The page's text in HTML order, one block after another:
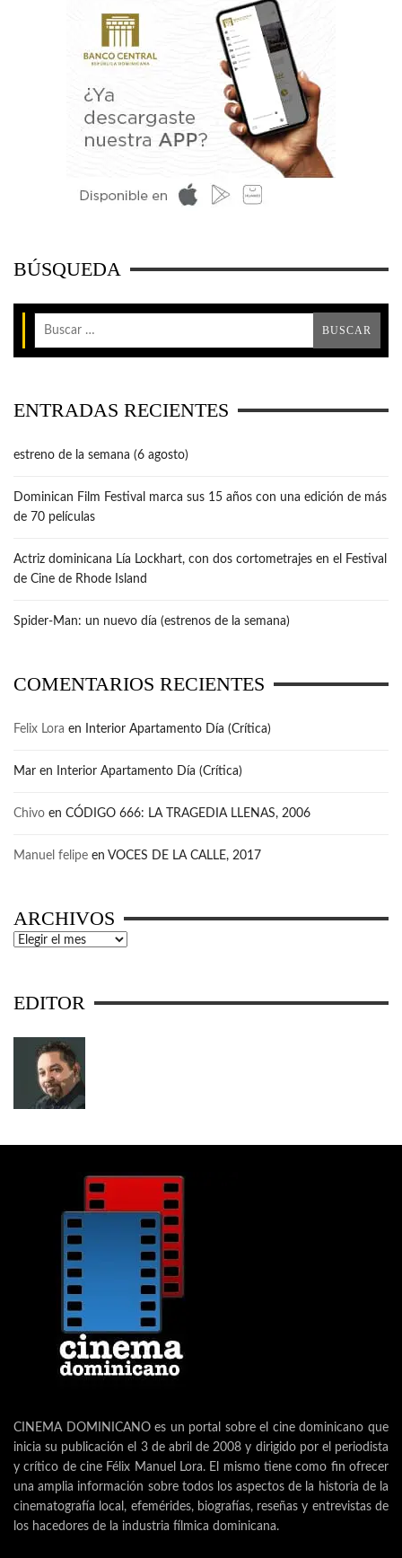
BÚSQUEDA
ENTRADAS RECIENTES
estreno de la semana (6 agosto)
Dominican Film Festival marca sus 15 años con una edición de más
de 70 películas
Actriz dominicana Lía Lockhart, con dos cortometrajes en el Festival
de Cine de Rhode Island
Spider-Man: un nuevo día (estrenos de la semana)
COMENTARIOS RECIENTES
Felix Lora en Interior Apartamento Día (Crítica)
Mar en Interior Apartamento Día (Crítica)
Chivo en CÓDIGO 666: LA TRAGEDIA LLENAS, 2006
Manuel felipe en VOCES DE LA CALLE, 2017
ARCHIVOS
Archivos
EDITOR
CINEMA DOMINICANO es un portal sobre el cine dominicano que
inicia su publicación el 3 de abril de 2008 y dirigido por el periodista
y crítico de cine Félix Manuel Lora. El mismo tiene como fin ofrecer
una amplia información sobre todos los aspectos de la historia de la
cinematografía local, efemérides, biografías, reseñas y entrevistas de
los hacedores de la industria fílmica dominicana.